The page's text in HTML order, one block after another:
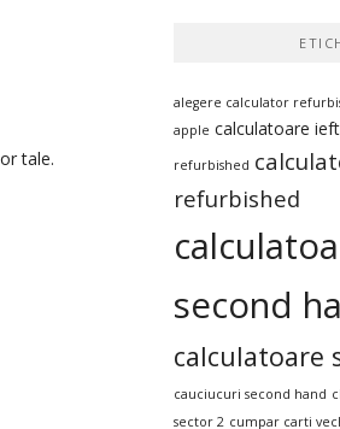
tale.
alegere calculator
apple calculatoare
refurbished
refurbished
second
calculatoare
cauciucuri second hand
sector 2 cumpar carti